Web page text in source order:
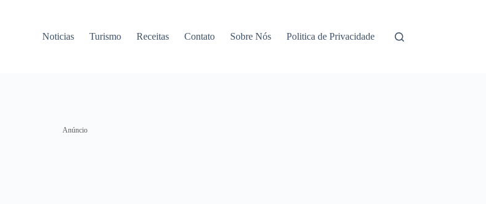
Noticias Turismo Receitas Contato Sobre Nós Politica de Privacidade
Anúncio